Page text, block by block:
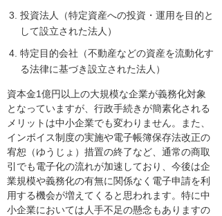
投資法人（特定資産への投資・運用を目的と
して設立された法人）
特定目的会社（不動産などの資産を流動化す
る法律に基づき設立された法人）
資本金1億円以上の大規模な企業が義務化対象
となっていますが、行政手続きが簡素化される
メリットは中小企業でも変わりません。また、
インボイス制度の実施や電子帳簿保存法改正の
宥恕（ゆうじょ）措置の終了など、通常の商取
引でも電子化の流れが加速しており、今後は企
業規模や義務化の有無に関係なく電子申請を利
用する機会が増えてくると思われます。特に中
小企業においては人手不足の懸念もありますの